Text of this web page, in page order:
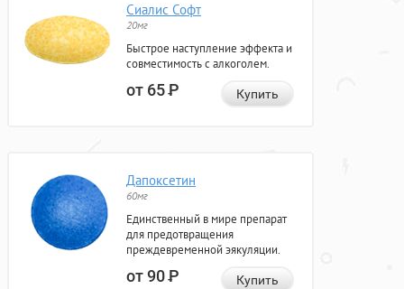
Сиалис Софт
20мг
Быстрое наступление эффекта и
совместимость с алкоголем.
от 65Р Купить
Дапоксетин
60мг
Единственный в мире препарат
для предотвращения
преждевременной эякуляции.
от 90Р Купить